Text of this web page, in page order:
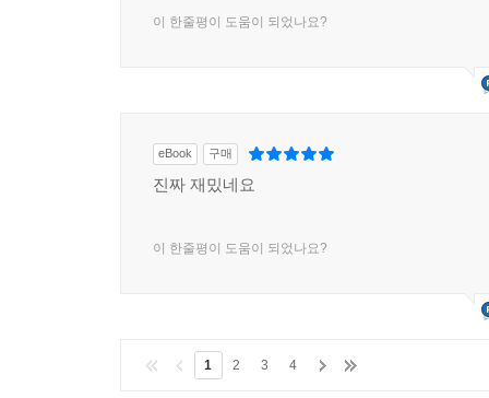
이 한줄평이 도움이 되었나요?
eBook 구매
진짜 재밌네요
이 한줄평이 도움이 되었나요?
1 2 3 4